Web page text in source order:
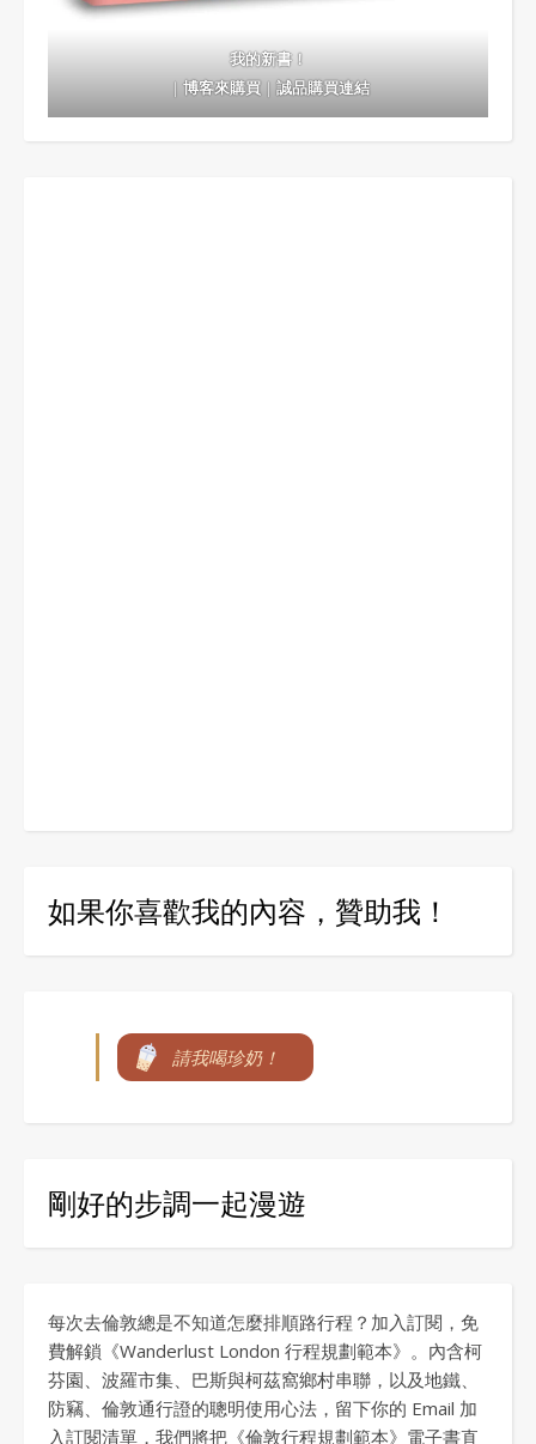
我的新書！
｜博客來購買｜誠品購買連結
如果你喜歡我的內容，贊助我！
請我喝珍奶！
剛好的步調一起漫遊
每次去倫敦總是不知道怎麼排順路行程？加入訂閱，免
費解鎖《Wanderlust London 行程規劃範本》。內含柯
芬園、波羅市集、巴斯與柯茲窩鄉村串聯，以及地鐵、
防竊、倫敦通行證的聰明使用心法，留下你的 Email 加
入訂閱清單，我們將把《倫敦行程規劃範本》電子書直